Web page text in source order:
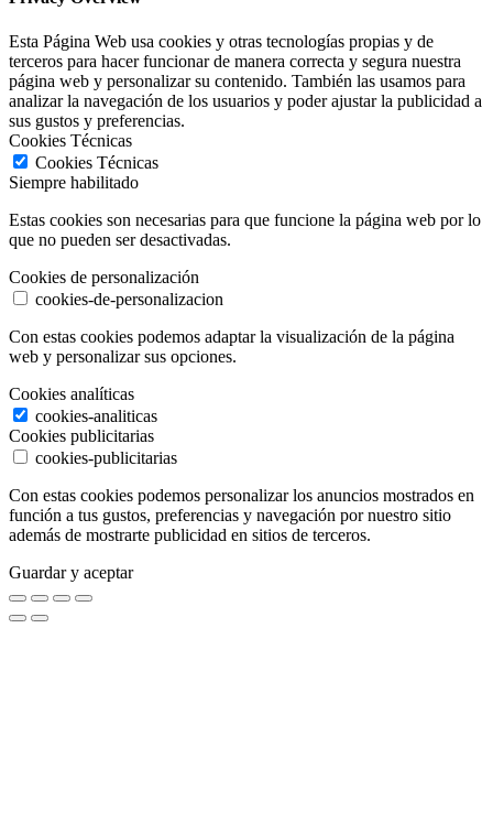
Esta Página Web usa cookies y otras tecnologías propias y de
terceros para hacer funcionar de manera correcta y segura nuestra
página web y personalizar su contenido. También las usamos para
analizar la navegación de los usuarios y poder ajustar la publicidad a
sus gustos y preferencias.
Cookies Técnicas
Cookies Técnicas
Siempre habilitado
Estas cookies son necesarias para que funcione la página web por lo
que no pueden ser desactivadas.
Cookies de personalización
cookies-de-personalizacion
Con estas cookies podemos adaptar la visualización de la página
web y personalizar sus opciones.
Cookies analíticas
cookies-analiticas
Cookies publicitarias
cookies-publicitarias
Con estas cookies podemos personalizar los anuncios mostrados en
función a tus gustos, preferencias y navegación por nuestro sitio
además de mostrarte publicidad en sitios de terceros.
Guardar y aceptar